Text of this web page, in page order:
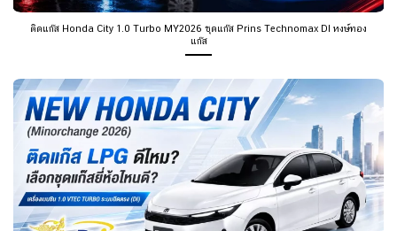
ติดแก๊ส Honda City 1.0 Turbo MY2026 ชุดแก๊ส Prins Technomax DI หงษ์ทอง
แก๊ส